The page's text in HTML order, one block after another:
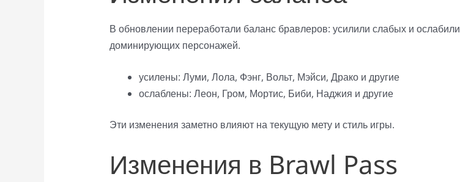
В обновлении переработали баланс бравлеров: усилили слабых и ослабили
доминирующих персонажей.
усилены: Луми, Лола, Фэнг, Вольт, Мэйси, Драко и другие
ослаблены: Леон, Гром, Мортис, Биби, Наджия и другие
Эти изменения заметно влияют на текущую мету и стиль игры.
Изменения в Brawl Pass